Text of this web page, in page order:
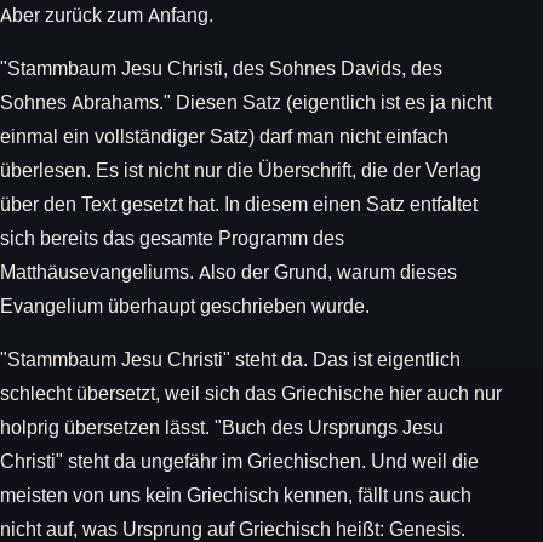
Aber zurück zum Anfang.
"Stammbaum Jesu Christi, des Sohnes Davids, des
Sohnes Abrahams." Diesen Satz (eigentlich ist es ja nicht
einmal ein vollständiger Satz) darf man nicht einfach
überlesen. Es ist nicht nur die Überschrift, die der Verlag
über den Text gesetzt hat. In diesem einen Satz entfaltet
sich bereits das gesamte Programm des
Matthäusevangeliums. Also der Grund, warum dieses
Evangelium überhaupt geschrieben wurde.
"Stammbaum Jesu Christi" steht da. Das ist eigentlich
schlecht übersetzt, weil sich das Griechische hier auch nur
holprig übersetzen lässt. "Buch des Ursprungs Jesu
Christi" steht da ungefähr im Griechischen. Und weil die
meisten von uns kein Griechisch kennen, fällt uns auch
nicht auf, was Ursprung auf Griechisch heißt: Genesis.